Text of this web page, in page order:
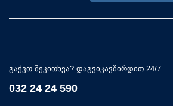
გაქვთ შეკითხვა? დაგვიკავშირდით 24/7
032 24 24 590